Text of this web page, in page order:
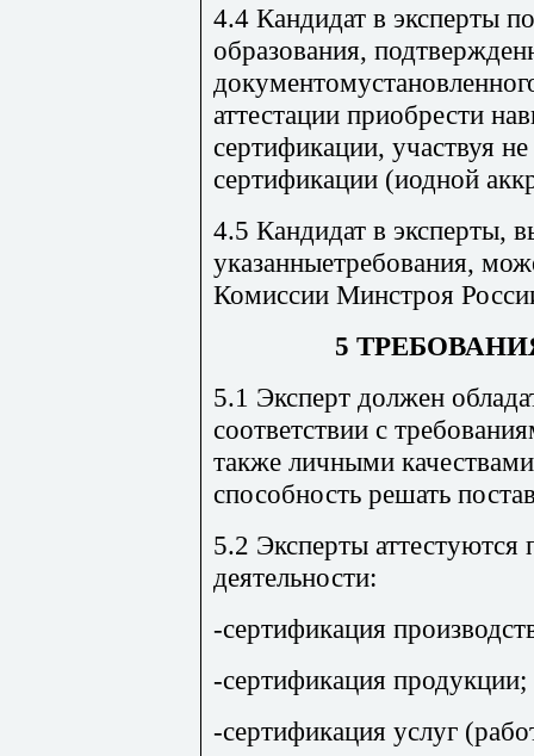
4.4 Кандидат в эксперты
образования,
аттестации приобрести
сертификации, участвуя
сертификации (иодной
4.5 Кандидат в эксперты,
указанныетребования,
Комиссии Минстроя
5
5.1 Эксперт должен
соответствии с
также личными
способность решать
5.2 Эксперты
деятельности:
-сертификация
-сертификация продукции;
-сертификация услуг